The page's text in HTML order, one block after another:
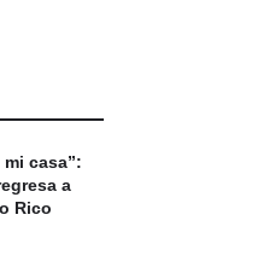
casa”:
a
Rico